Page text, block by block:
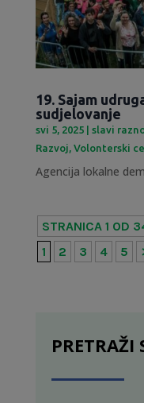
19. Sajam
sudjelovanje
svi 5, 2025| slavi
Razvoj, Volonterski
Agencija lokalne
STRANICA 1 OD
1
2 3 4 5
PRETRAŽI